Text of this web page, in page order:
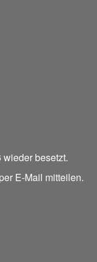
besetzt.
E-Mail mitteilen.